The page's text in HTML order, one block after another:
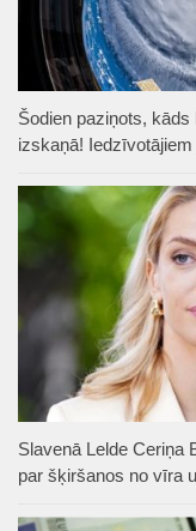
Šodien paziņots,
izskaņā!
Slavenā Lelde Ceriņa
par šķiršanos no vīra